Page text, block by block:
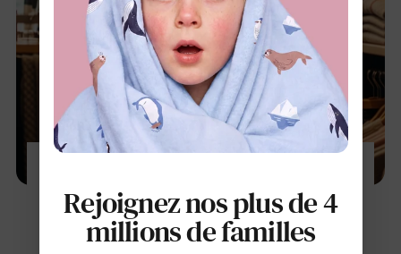
8 janv. 2026
Rejoignez nos plus de 4
millions de familles